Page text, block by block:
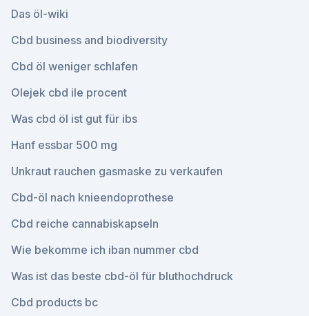
Das öl-wiki
Cbd business and biodiversity
Cbd öl weniger schlafen
Olejek cbd ile procent
Was cbd öl ist gut für ibs
Hanf essbar 500 mg
Unkraut rauchen gasmaske zu verkaufen
Cbd-öl nach knieendoprothese
Cbd reiche cannabiskapseln
Wie bekomme ich iban nummer cbd
Was ist das beste cbd-öl für bluthochdruck
Cbd products bc